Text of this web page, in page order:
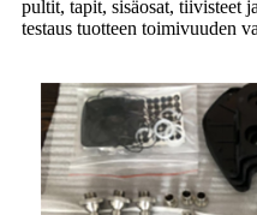
pultit, tapit, sisäosat, tiivisteet
testaus tuotteen toimivuuden